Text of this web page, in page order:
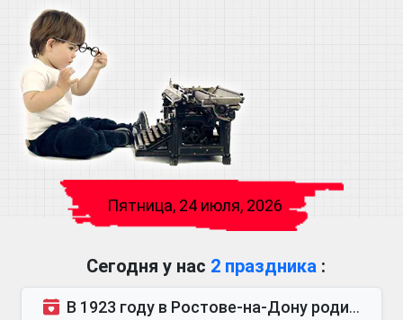
Пятница, 24 июля, 2026
Сегодня у нас 2 праздника :
В 1923 году в Ростове-на-Дону родился Виктор Михайлович Глушков. Под руководством Виктора Михайло...